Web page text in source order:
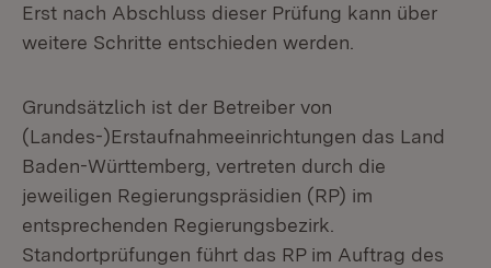
Erst nach Abschluss dieser Prüfung kann über
weitere Schritte entschieden werden.
Grundsätzlich ist der Betreiber von
(Landes-)Erstaufnahmeeinrichtungen das Land
Baden-Württemberg, vertreten durch die
jeweiligen Regierungspräsidien (RP) im
entsprechenden Regierungsbezirk.
Standortprüfungen führt das RP im Auftrag des